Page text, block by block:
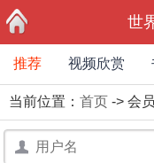
首页
世
推荐 视频欣赏
当前位置： 首页 -> 会
用